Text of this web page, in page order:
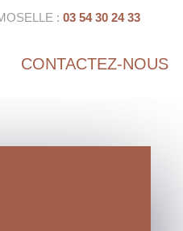
: 03 54 30 24 33
CONTACTEZ-NOUS